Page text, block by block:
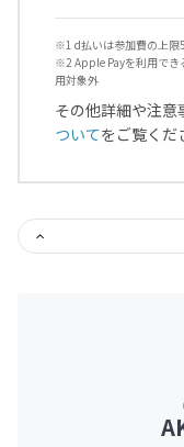
※1 d払いは参加費の上限
※2 Apple Payを利用でき
用対象外
その他詳細や注意
ついてをご覧くだ